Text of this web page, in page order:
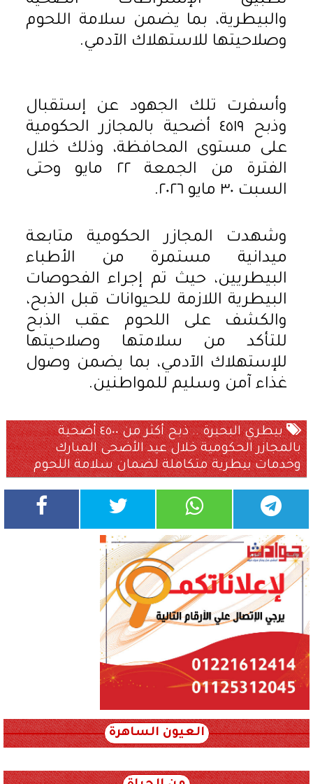
والبيطرية، بما يضمن سلامة اللحوم
وصلاحيتها للاستهلاك الآدمي.
وأسفرت تلك الجهود عن إستقبال
وذبح ٤٥١٩ أضحية بالمجازر الحكومية
على مستوى المحافظة، وذلك خلال
الفترة من الجمعة ٢٢ مايو وحتى
السبت ٣٠ مايو ٢٠٢٦.
وشهدت المجازر الحكومية متابعة
ميدانية مستمرة من الأطباء
البيطريين، حيث تم إجراء الفحوصات
البيطرية اللازمة للحيوانات قبل الذبح،
والكشف على اللحوم عقب الذبح
للتأكد من سلامتها وصلاحيتها
للإستهلاك الآدمي، بما يضمن وصول
غذاء آمن وسليم للمواطنين.
بيطري البحيرة .. ذبح أكثر من ٤٥٠٠ أضحية
بالمجازر الحكومية خلال عيد الأضحى المبارك
وخدمات بيطرية متكاملة لضمان سلامة اللحوم
العيون الساهرة